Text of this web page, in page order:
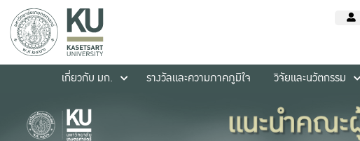
เกี่ยวกับ มก.
รางวัลและความภาคภูมิใจ วิจัยและนวัตกรรม